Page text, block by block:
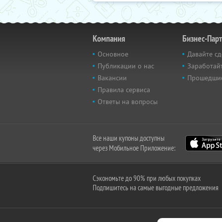
Компания
Основное
Публикации о нас
Вакансии
Правила сервиса
Ответы на вопросы
Бизнес-
Давайте
Все наши купоны доступны
через Мобильное Приложение:
Сэкономьте до 90% при любых покупках
Подпишитесь на самые выгодные предложения